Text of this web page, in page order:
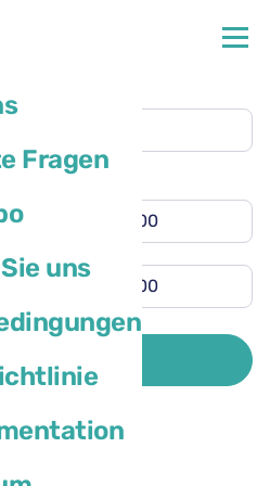
Fragen
uns
Ort
ist